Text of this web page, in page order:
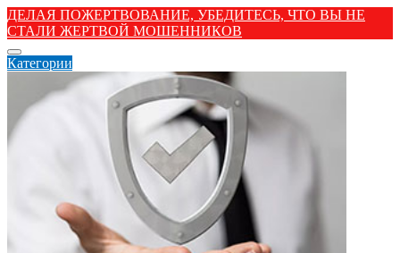
ДЕЛАЯ ПОЖЕРТВОВАНИЕ, УБЕДИТЕСЬ, ЧТО ВЫ НЕ
СТАЛИ ЖЕРТВОЙ МОШЕННИКОВ
Категории